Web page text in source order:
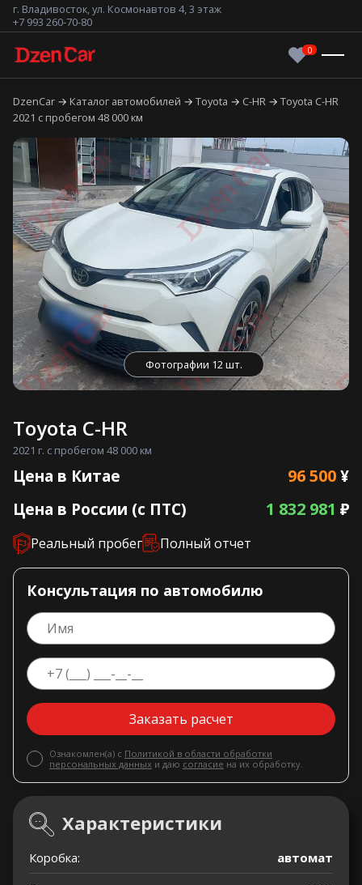
г. Владивосток, ул. Космонавтов 4, 3 этаж
+7 993 260-70-80
DzenCar Каталог автомобилей Toyota C-HR
Toyota C-HR
2021 с пробегом 48 000 км
Фотографии 12 шт.
Toyota C-HR
2021 г. с пробегом 48 000 км
Цена в Китае 96 500¥
Цена в России (с ПТС)
1 832 981 ₽
Реальный пробег Полный отчет
Консультация по автомобилю
Заказать расчет
Ознакомлен(а) с Политикой в области обработки
персональных данных и даю согласие на их обработку.
Характеристики
Коробка:
автомат